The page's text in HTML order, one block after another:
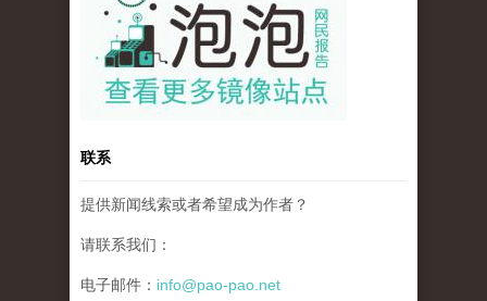
联系
提供新闻线索或者希望成为作者？
请联系我们：
电子邮件： info@pao-pao.net